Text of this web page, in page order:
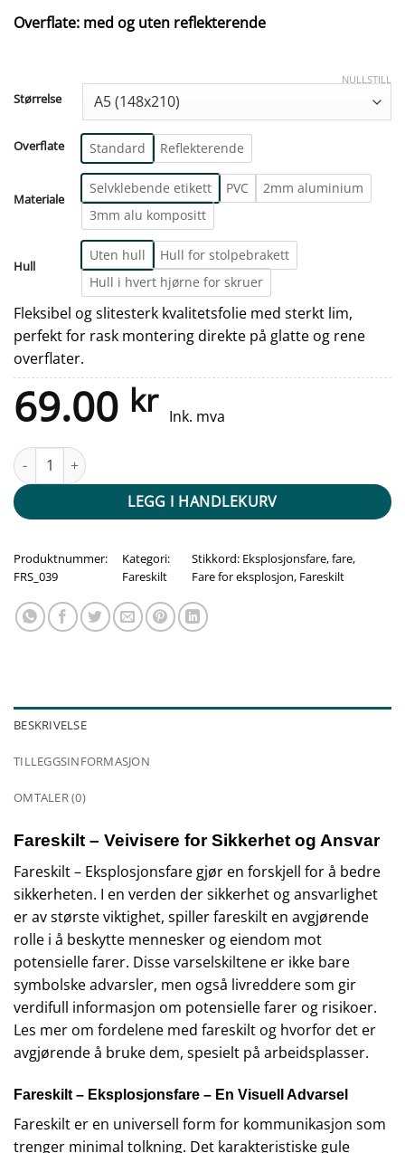
Overflate: med og uten reflekterende
Størrelse
Overflate Standard Reflekterende
Materiale
Selvklebende etikett PVC
2mm aluminium
3mm alu kompositt
Hull
Uten hull
Hull for stolpebrakett
Hull i hvert hjørne for skruer
NULLSTILL
Fleksibel og slitesterk kvalitetsfolie med sterkt lim,
perfekt for rask montering direkte på glatte og rene
overflater.
69.00 kr Ink. mva
Fareskilt - Eksplosjonsfare antall
LEGG I HANDLEKURV
Produktnummer:
FRS_039
Kategori:
Fareskilt
Stikkord: Eksplosjonsfare,fare,
Fare for eksplosjon, Fareskilt
BESKRIVELSE
TILLEGGSINFORMASJON
OMTALER (0)
Fareskilt – Veivisere for Sikkerhet og Ansvar
Fareskilt – Eksplosjonsfare gjør en forskjell for å bedre
sikkerheten. I en verden der sikkerhet og ansvarlighet
er av største viktighet, spiller fareskilt en avgjørende
rolle i å beskytte mennesker og eiendom mot
potensielle farer. Disse varselskiltene er ikke bare
symbolske advarsler, men også livreddere som gir
verdifull informasjon om potensielle farer og risikoer.
Les mer om fordelene med fareskilt og hvorfor det er
avgjørende å bruke dem, spesielt på arbeidsplasser.
Fareskilt – Eksplosjonsfare – En Visuell Advarsel
Fareskilt er en universell form for kommunikasjon som
trenger minimal tolkning. Det karakteristiske gule